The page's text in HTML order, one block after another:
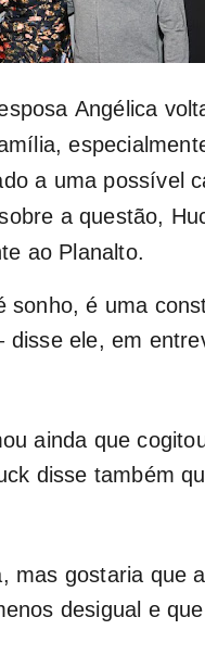
Angélica
a uma possível
a questão,
ao Planalto.
sonho, é uma
ele, em
ainda que
disse também
mas gostaria que
desigual e